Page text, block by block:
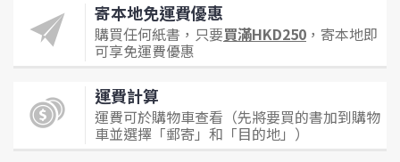
寄本地免運費優惠
購買任何紙書，只要買滿HKD250 ，寄本地即
可享免運費優惠
運費計算
運費可於購物車查看（先將要買的書加到購物
車並選擇「郵寄」和「目的地」）